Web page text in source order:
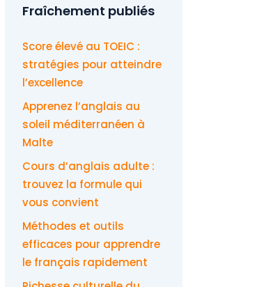
Fraîchement publiés
Score élevé au TOEIC :
stratégies pour atteindre
l’excellence
Apprenez l’anglais au
soleil méditerranéen à
Malte
Cours d’anglais adulte :
trouvez la formule qui
vous convient
Méthodes et outils
efficaces pour apprendre
le français rapidement